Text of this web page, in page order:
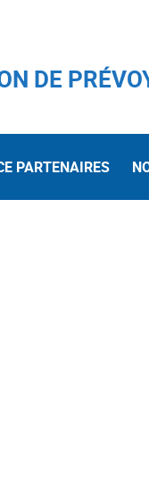
DE
PARTENAIRES